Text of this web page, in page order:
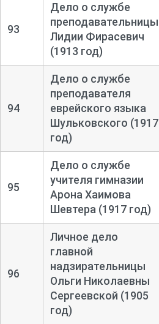
93
Дело о службе
преподавательницы
Лидии Фирасевич
(1913 год)
94
Дело о службе
преподавателя
еврейского языка
Шульковского (1917
год)
95
Дело о службе
учителя гимназии
Арона Хаимова
Шевтера (1917 год)
96
Личное дело
главной
надзирательницы
Ольги Николаевны
Сергеевской (1905
год)